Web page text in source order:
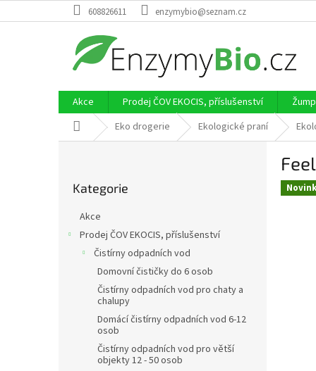
na
608826611 enzymybio@seznam.cz
Akce Prodej ČOV EKOCIS, příslušenství
Domů Eko drogerie Ekologické praní
kategorie
Kategorie
Akce
Prodej ČOV EKOCIS, příslušenství
Čistírny odpadních vod
Domovní čističky do 6 osob
Čistírny odpadních vod pro chaty a
chalupy
Domácí čistírny odpadních vod 6-12
osob
Čistírny odpadních vod pro větší
objekty 12 - 50 osob